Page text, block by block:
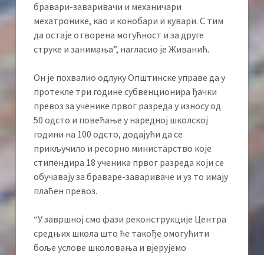
бравари-заваривачи и механичари
мехатронике, као и конобари и кувари. С тим
да остаје отворена могућност и за друге
струке и занимања”, нагласио је Живанић.
Он је похвалио одлуку Општинске управе да у
протекле три године субвенционира ђачки
превоз за ученике првог разреда у износу од
50 одсто и повећање у наредној школској
години на 100 одсто, додајући да се
прикључило и ресорно министарство које
стипендира 18 ученика првог разреда који се
обучавају за браваре-завариваче и уз то имају
плаћен превоз.
“У завршној смо фази реконструкције Центра
средњих школа што ће такође омогућити
боље услове школовања и вјерујемо